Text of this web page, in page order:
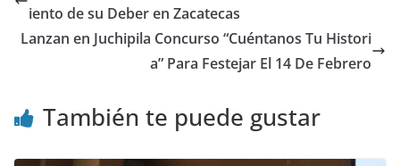
iento de su Deber en Zacatecas
Lanzan en Juchipila Concurso “Cuéntanos Tu Histori
a” Para Festejar El 14 De Febrero
También te puede gustar